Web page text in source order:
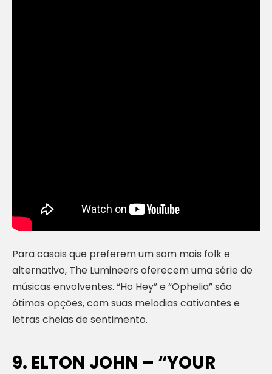
Para casais que preferem um som mais folk e
alternativo, The Lumineers oferecem uma série de
músicas envolventes. “Ho Hey” e “Ophelia” são
ótimas opções, com suas melodias cativantes e
letras cheias de sentimento.
9. ELTON JOHN – “YOUR